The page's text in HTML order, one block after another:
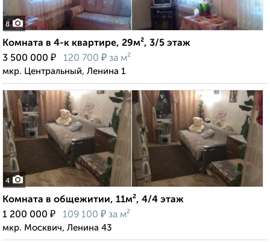
8
Комната в 4-к квартире, 29м², 3/5 этаж
3 500 000 ₽ 120 700 ₽ за м²
мкр. Центральный, Ленина 1
4
Комната в общежитии, 11м², 4/4 этаж
1 200 000 ₽ 109 100 ₽ за м²
мкр. Москвич, Ленина 43